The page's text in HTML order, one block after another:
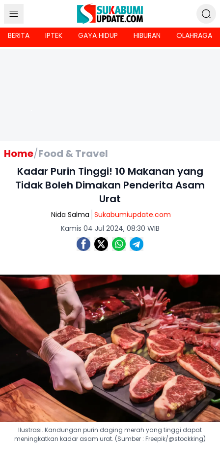
BERITA IPTEK GAYA HIDUP HIBURAN OLAHRAGA
Home/Food & Travel
Kadar Purin Tinggi! 10 Makanan yang
Tidak Boleh Dimakan Penderita Asam
Urat
Nida Salma Sukabumiupdate.com
Kamis 04 Jul 2024, 08:30 WIB
Ilustrasi. Kandungan purin daging merah yang tinggi dapat
meningkatkan kadar asam urat. (Sumber : Freepik/@stockking)